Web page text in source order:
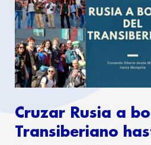
Cruzar Rusia a
Transiberiano